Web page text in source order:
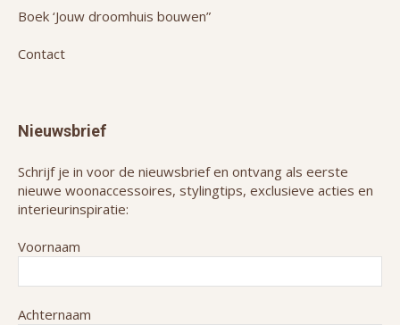
Boek ‘Jouw droomhuis bouwen”
Contact
Nieuwsbrief
Schrijf je in voor de nieuwsbrief en ontvang als eerste
nieuwe woonaccessoires, stylingtips, exclusieve acties en
interieurinspiratie:
Voornaam
Achternaam